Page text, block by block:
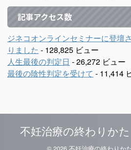
記事アクセス数
ジネコオンラインセミナーに登壇
りました - 128,825 ビュー
人生最後の判定日 - 26,272 ビュー
最後の陰性判定を受けて - 11,414
不妊治療の終わりか